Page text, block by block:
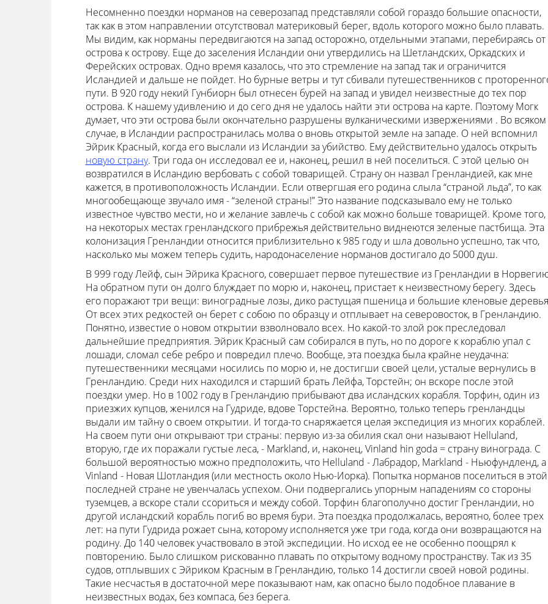
Несомненно поездки норманов на северозапад представляли собой гораздо большие опасности,
так как в этом направлении отсутствовал материковый берег, вдоль которого можно было плавать.
Мы видим, как норманы передвигаются на запад осторожно, отдельными этапами, перебираясь от
острова к острову. Еще до заселения Исландии они утвердились на Шетландских, Оркадских и
Ферейских островах. Одно время казалось, что это стремление на запад так и ограничится
Исландией и дальше не пойдет. Но бурные ветры и тут сбивали путешественников с
пути. В 920 году некий Гунбиорн был отнесен бурей на запад и увидел неизвестные до тех пор
острова. К нашему удивлению и до сего дня не удалось найти эти острова на карте. Поэтому Могк
думает, что эти острова были окончательно разрушены вулканическими извержениями . Во всяком
случае, в Исландии распространилась молва о вновь открытой земле на западе. О ней вспомнил
Эйрик Красный, когда его выслали из Исландии за убийство. Ему действительно удалось открыть
новую страну. Три года он исследовал ее и, наконец, решил в ней поселиться. С этой целью он
возвратился в Исландию вербовать с собой товарищей. Страну он назвал Гренландией, как мне
кажется, в противоположность Исландии. Если отвергшая его родина слыла “страной льда”, то как
многообещающе звучало имя - “зеленой страны!” Это название подсказывало ему не только
известное чувство мести, но и желание завлечь с собой как можно больше товарищей. Кроме того,
на некоторых местах гренландского прибрежья действительно виднеются зеленые пастбища. Эта
колонизация Гренландии относится приблизительно к 985 году и шла довольно успешно, так что,
насколько мы можем теперь судить, народонаселение норманов достигало до 5000 душ.
В 999 году Лейф, сын Эйрика Красного, совершает первое путешествие из Гренландии в
На обратном пути он долго блуждает по морю и, наконец, пристает к неизвестному берегу. Здесь
его поражают три вещи: виноградные лозы, дико растущая пшеница и большие кленовые
От всех этих редкостей он берет с собою по образцу и отплывает на северовосток, в Гренландию.
Понятно, известие о новом открытии взволновало всех. Но какой-то злой рок преследовал
дальнейшие предприятия. Эйрик Красный сам собирался в путь, но по дороге к кораблю упал с
лошади, сломал себе ребро и повредил плечо. Вообще, эта поездка была крайне неудачна:
путешественники месяцами носились по морю и, не достигши своей цели, усталые вернулись в
Гренландию. Среди них находился и старший брать Лейфа, Торстейн; он вскоре после этой
поездки умер. Но в 1002 году в Гренландию прибывают два исландских корабля. Торфин, один из
приезжих купцов, женился на Гудриде, вдове Торстейна. Вероятно, только теперь гренландцы
выдали им тайну о своем открытии. И тогда-то снаряжается целая экспедиция из многих кораблей.
На своем пути они открывают три страны: первую из-за обилия скал они называют Helluland,
вторую, где их поражали густые леса, - Markland, и, наконец, Vinland hin goda = страну винограда. С
большой вероятностью можно предположить, что Helluland - Лабрадор, Markland - Ньюфундленд, а
Vinland - Новая Шотландия (или местность около Нью-Иорка). Попытка норманов поселиться в этой
последней стране не увенчалась успехом. Они подвергались упорным нападениям со стороны
туземцев, а вскоре стали ссориться и между собой. Торфин благополучно достиг Гренландии, но
другой исландский корабль погиб во время бури. Эта поездка продолжалась, вероятно, более трех
лет: на пути Гудрида рожает сына, которому исполняется уже три года, когда они возвращаются на
родину. До 140 человек участвовало в этой экспедиции. Но исход ее не особенно поощрял к
повторению. Было слишком рискованно плавать по открытому водному пространству. Так из 35
судов, отплывших с Эйриком Красным в Гренландию, только 14 достигли своей новой родины.
Такие несчастья в достаточной мере показывают нам, как опасно было подобное плавание в
неизвестных водах, без компаса, без берега.